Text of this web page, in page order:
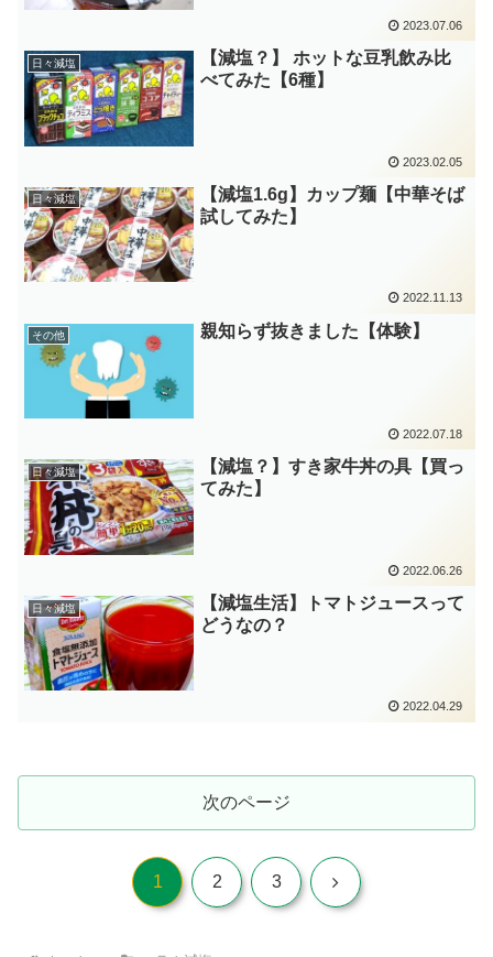
2023.07.06
日々減塩
【減塩？】 ホットな豆乳飲み比
べてみた【6種】
2023.02.05
日々減塩
【減塩1.6g】カップ麺【中華そば
試してみた】
2022.11.13
その他 親知らず抜きました【体験】
2022.07.18
日々減塩
【減塩？】すき家牛丼の具【買っ
てみた】
2022.06.26
日々減塩
【減塩生活】トマトジュースって
どうなの？
2022.04.29
次のページ
1 2 3 次